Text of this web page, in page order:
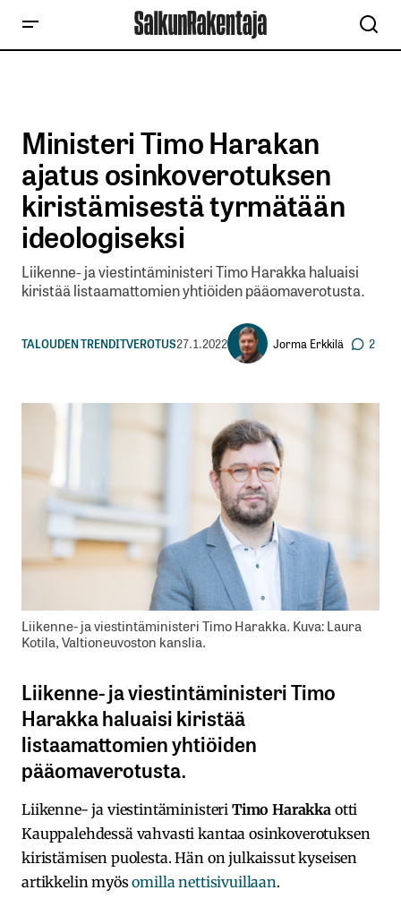
Ministeri Timo Harakan
ajatus osinkoverotuksen
kiristämisestä tyrmätään
ideologiseksi
Liikenne- ja viestintäministeri Timo Harakka haluaisi
kiristää listaamattomien yhtiöiden pääomaverotusta.
TALOUDEN TRENDITVEROTUS27.1.2022 Jorma Erkkilä 2
Liikenne- ja viestintäministeri Timo Harakka. Kuva: Laura
Kotila, Valtioneuvoston kanslia.
Liikenne- ja viestintäministeri Timo
Harakka haluaisi kiristää
listaamattomien yhtiöiden
pääomaverotusta.
Liikenne- ja viestintäministeri Timo Harakkaotti
Kauppalehdessä vahvasti kantaa osinkoverotuksen
kiristämisen puolesta. Hän on julkaissut kyseisen
artikkelin myösomilla nettisivuillaan.